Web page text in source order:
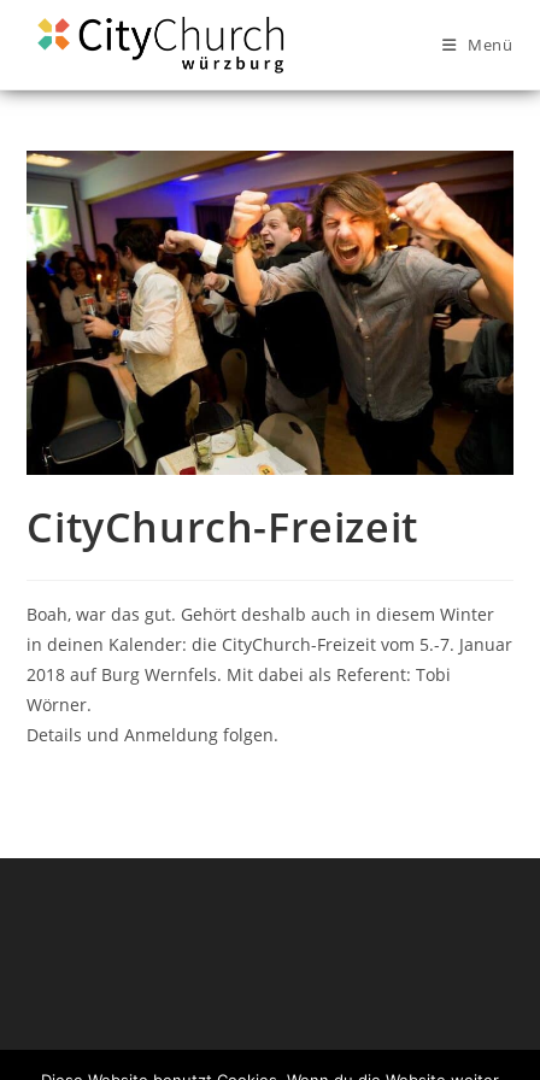
Menü
CityChurch-Freizeit
Boah, war das gut. Gehört deshalb auch in diesem Winter
in deinen Kalender: die CityChurch-Freizeit vom 5.-7. Januar
2018 auf Burg Wernfels. Mit dabei als Referent: Tobi
Wörner.
Details und Anmeldung folgen.